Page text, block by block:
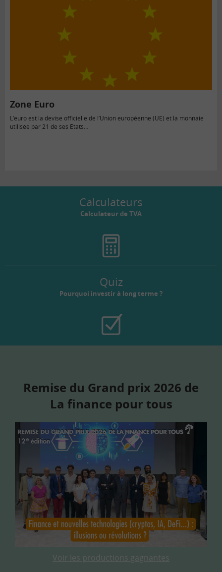
Zone Euro
L’euro est la devise officielle de l’Union européenne (UE) et la monnaie
utilisée par 21 de ses États…
Calculateurs
Calculateur de TVA
Quiz
Pourquoi investir à long terme ?
Remise du Grand prix 2026 de
La finance pour tous
Voir les productions gagnantes